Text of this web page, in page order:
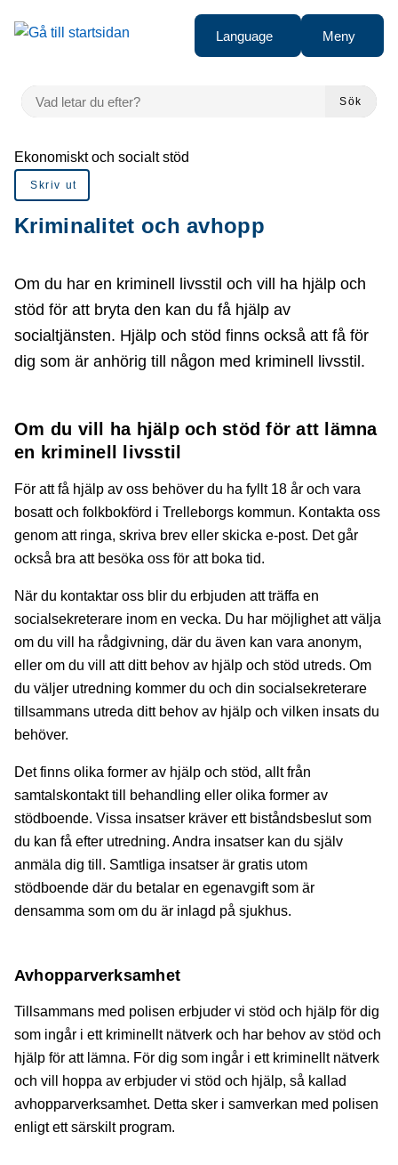
Gå till innehåll
till sidomeny
Language Meny
VAD LETAR DU EFTER?
Sök
Du är här:
Ekonomiskt och socialt stöd
Skriv ut
Kriminalitet och avhopp
Om du har en kriminell livsstil och vill ha hjälp och
stöd för att bryta den kan du få hjälp av
socialtjänsten. Hjälp och stöd finns också att få för
dig som är anhörig till någon med kriminell livsstil.
Om du vill ha hjälp och stöd för att lämna
en kriminell livsstil
För att få hjälp av oss behöver du ha fyllt 18 år och vara
bosatt och folkbokförd i Trelleborgs kommun. Kontakta oss
genom att ringa, skriva brev eller skicka e-post. Det går
också bra att besöka oss för att boka tid.
När du kontaktar oss blir du erbjuden att träffa en
socialsekreterare inom en vecka. Du har möjlighet att välja
om du vill ha rådgivning, där du även kan vara anonym,
eller om du vill att ditt behov av hjälp och stöd utreds. Om
du väljer utredning kommer du och din socialsekreterare
tillsammans utreda ditt behov av hjälp och vilken insats du
behöver.
Det finns olika former av hjälp och stöd, allt från
samtalskontakt till behandling eller olika former av
stödboende. Vissa insatser kräver ett biståndsbeslut som
du kan få efter utredning. Andra insatser kan du själv
anmäla dig till. Samtliga insatser är gratis utom
stödboende där du betalar en egenavgift som är
densamma som om du är inlagd på sjukhus.
Avhopparverksamhet
Tillsammans med polisen erbjuder vi stöd och hjälp för dig
som ingår i ett kriminellt nätverk och har behov av stöd och
hjälp för att lämna. För dig som ingår i ett kriminellt nätverk
och vill hoppa av erbjuder vi stöd och hjälp, så kallad
avhopparverksamhet. Detta sker i samverkan med polisen
enligt ett särskilt program.